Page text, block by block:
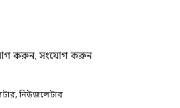
করুন, সংযোগ করুন
নিউজলেটার